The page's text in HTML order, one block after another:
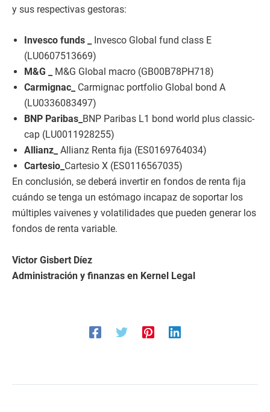
y sus respectivas gestoras:
Invesco funds _
Invesco Global fund class E
(LU0607513669)
M&G _
M&G Global macro (GB00B78PH718)
Carmignac_
Carmignac portfolio Global bond A
(LU0336083497)
BNP Paribas_ BNP Paribas L1 bond world plus classic-
cap (LU0011928255)
Allianz_ Allianz Renta fija (ES0169764034)
Cartesio_ Cartesio X (ES0116567035)
En conclusión, se deberá invertir en fondos de renta fija
cuándo se tenga un estómago incapaz de soportar los
múltiples vaivenes y volatilidades que pueden generar los
fondos de renta variable.
Victor Gisbert Díez
Administración y finanzas en Kernel Legal